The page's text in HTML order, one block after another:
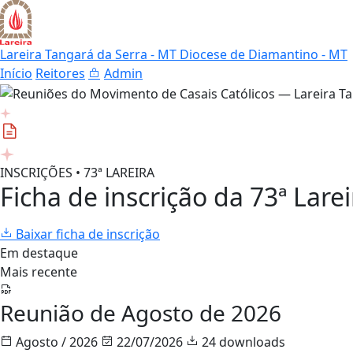
Lareira Tangará da Serra - MT Diocese de Diamantino - MT
Início Reitores Admin
INSCRIÇÕES • 73ª LAREIRA
Ficha de inscrição da 73ª
Baixar ficha de inscrição
Em destaque
Mais recente
Reunião de Agosto de 2026
Agosto / 2026 22/07/2026
24 downloads